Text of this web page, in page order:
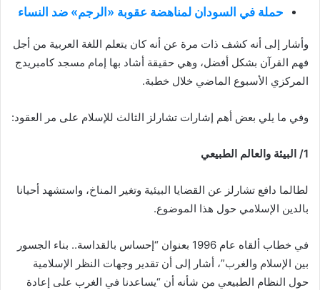
حملة في السودان لمناهضة عقوبة «الرجم» ضد النساء
وأشار إلى أنه كشف ذات مرة عن أنه كان يتعلم اللغة العربية من أجل
فهم القرآن بشكل أفضل، وهي حقيقة أشاد بها إمام مسجد كامبريدج
المركزي الأسبوع الماضي خلال خطبة.
وفي ما يلي بعض أهم إشارات تشارلز الثالث للإسلام على مر العقود:
1/ البيئة والعالم الطبيعي
لطالما دافع تشارلز عن القضايا البيئية وتغير المناخ، واستشهد أحيانا
بالدين الإسلامي حول هذا الموضوع.
في خطاب ألقاه عام 1996 بعنوان “إحساس بالقداسة.. بناء الجسور
بين الإسلام والغرب”، أشار إلى أن تقدير وجهات النظر الإسلامية
حول النظام الطبيعي من شأنه أن “يساعدنا في الغرب على إعادة